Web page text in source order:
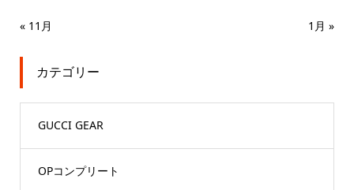
« 11月 1月 »
カテゴリー
GUCCI GEAR
OPコンプリート